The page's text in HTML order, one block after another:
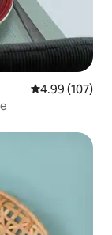
Calificación
4.99 (107)